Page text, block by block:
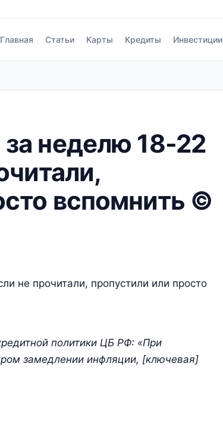
Главная Статьи Карты Кредиты Инвестиции
за неделю 18-22
вспомнить ©
не прочитали, пропустили или просто
политики ЦБ РФ: «При
замедлении инфляции, [ключевая]